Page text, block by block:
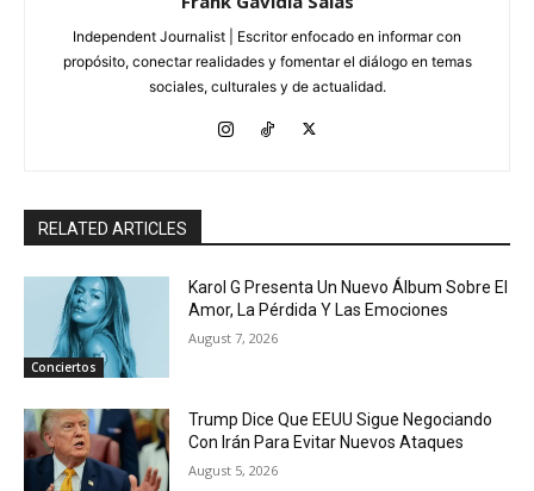
Independent Journalist | Escritor enfocado en informar con
propósito, conectar realidades y fomentar el diálogo en temas
sociales, culturales y de actualidad.
RELATED ARTICLES
Conciertos
Karol G Presenta Un Nuevo Álbum Sobre El
Amor, La Pérdida Y Las Emociones
August 7, 2026
Trump Dice Que EEUU Sigue Negociando
Con Irán Para Evitar Nuevos Ataques
August 5, 2026